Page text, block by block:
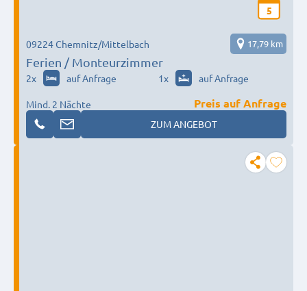
5
Ferien / Monteurzimmer
09224 Chemnitz/Mittelbach 17,79 km
2x auf Anfrage 1x auf Anfrage
Mind. 2 Nächte
Preis auf Anfrage
ZUM ANGEBOT